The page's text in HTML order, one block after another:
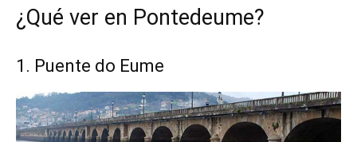
¿Qué ver en Pontedeume?
1. Puente do Eume